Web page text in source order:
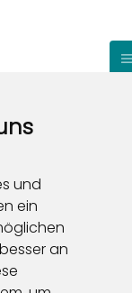
und
ein
an